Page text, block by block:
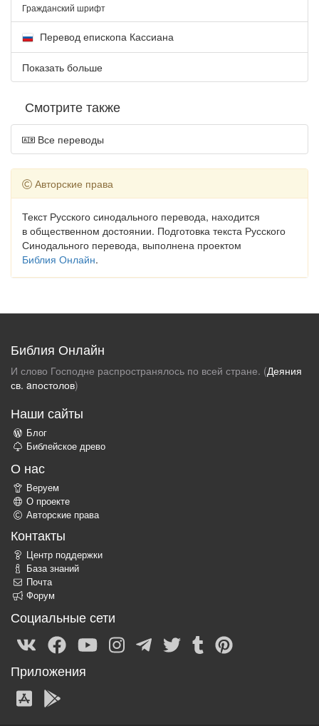
Гражданский шрифт
Перевод епископа Кассиана
Показать больше
Смотрите также
Все переводы
Авторские права
Текст Русского синодального перевода, находится
в общественном достоянии. Подготовка текста Русского
Синодального перевода, выполнена проектом
Библия Онлайн.
Библия Онлайн
И слово Господне распространялось по всей стране. (Деяния
св. aпостолов)
Наши сайты
Блог
Библейское древо
О нас
Веруем
О проекте
Авторские права
Контакты
Центр поддержки
База знаний
Почта
Форум
Социальные сети
Приложения